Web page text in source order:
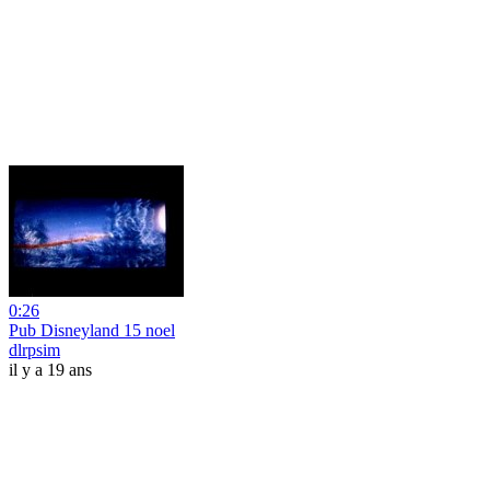
0:26
Pub Disneyland 15 noel
dlrpsim
il y a 19 ans